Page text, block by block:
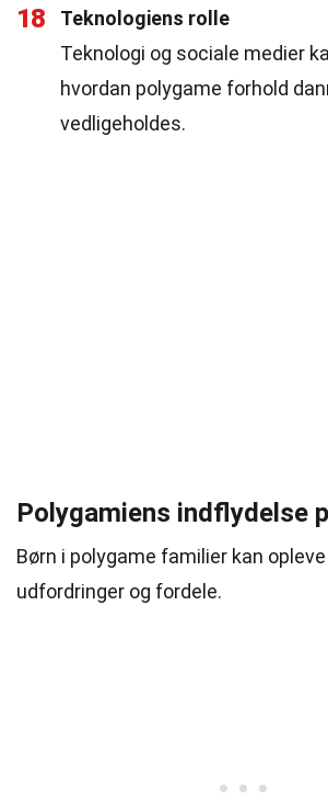
18
Teknologiens rolle
Teknologi og sociale medier
hvordan polygame forhold
vedligeholdes.
Polygamiens indflydelse
Børn i polygame familier kan
udfordringer og fordele.